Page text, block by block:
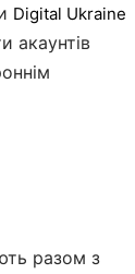
Digital Ukraine
акаунтів
разом з